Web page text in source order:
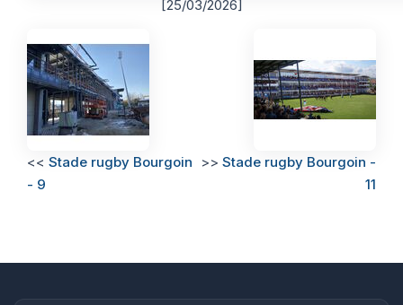
[25/03/2026]
<< Stade rugby Bourgoin
- 9
>> Stade rugby Bourgoin -
11